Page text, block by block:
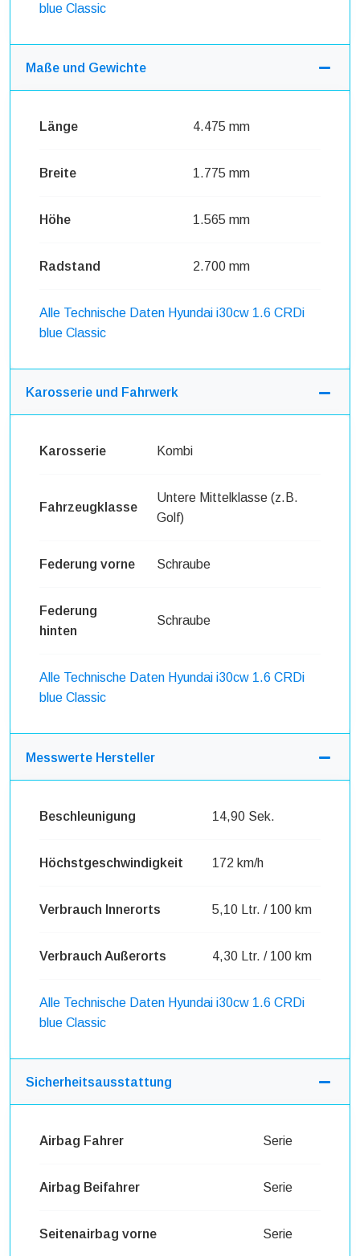
blue Classic
Maße und Gewichte
Länge 4.475 mm
Breite 1.775 mm
Höhe 1.565 mm
Radstand 2.700 mm
Alle Technische Daten Hyundai i30cw 1.6 CRDi
blue Classic
Karosserie und Fahrwerk
Karosserie Kombi
Fahrzeugklasse
Untere Mittelklasse (z.B.
Golf)
Federung vorne Schraube
Federung
hinten
Schraube
Alle Technische Daten Hyundai i30cw 1.6 CRDi
blue Classic
Messwerte Hersteller
Beschleunigung 14,90 Sek.
Höchstgeschwindigkeit 172 km/h
Verbrauch Innerorts 5,10 Ltr. / 100 km
Verbrauch Außerorts 4,30 Ltr. / 100 km
Alle Technische Daten Hyundai i30cw 1.6 CRDi
blue Classic
Sicherheitsausstattung
Airbag Fahrer Serie
Airbag Beifahrer Serie
Seitenairbag vorne Serie